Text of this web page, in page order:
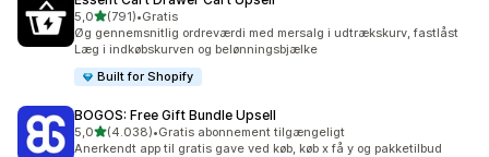
5,0ud af 5 stjerner
(791)
791 anmeldelser i alt
•Gratis
Øg gennemsnitlig ordreværdi med mersalg i udtrækskurv, fastlåst
Læg i indkøbskurven og belønningsbjælke
Built for Shopify
BOGOS: Free Gift Bundle Upsell
5,0ud af 5 stjerner
(4.038)
4038 anmeldelser i alt
•Gratis abonnement tilgængeligt
Anerkendt app til gratis gave ved køb, køb x få y og pakketilbud